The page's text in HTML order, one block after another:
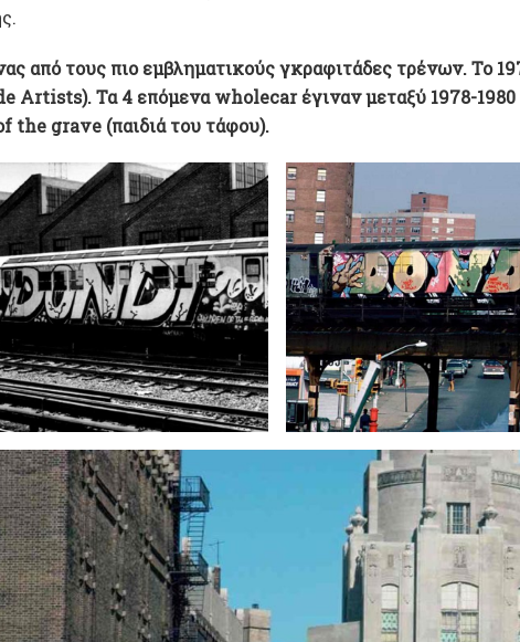
από τους πιο εμβληματικούς γκραφιτάδες τρένων. Το
Artists). Τα 4 επόμενα wholecar έγιναν μεταξύ 1978-1980
the grave (παιδιά του τάφου).